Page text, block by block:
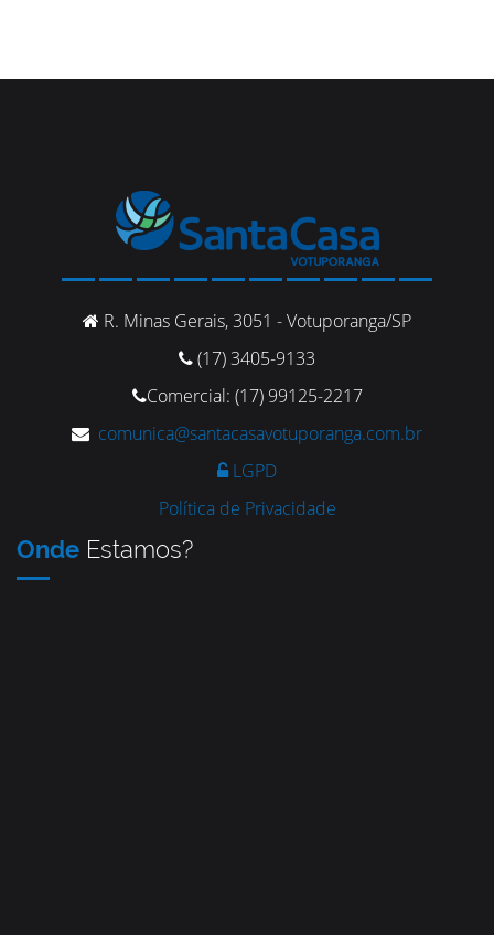
R. Minas Gerais, 3051 - Votuporanga/SP
(17) 3405-9133
Comercial: (17) 99125-2217
comunica@santacasavotuporanga.com.br
LGPD
Política de Privacidade
Onde Estamos?